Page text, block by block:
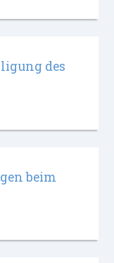
des
beim